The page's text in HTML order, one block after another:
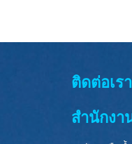
ติดต่อเรา
สำนักง